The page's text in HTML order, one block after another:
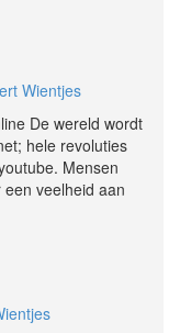
Wientjes
De wereld wordt
hele revoluties
Mensen
veelheid aan